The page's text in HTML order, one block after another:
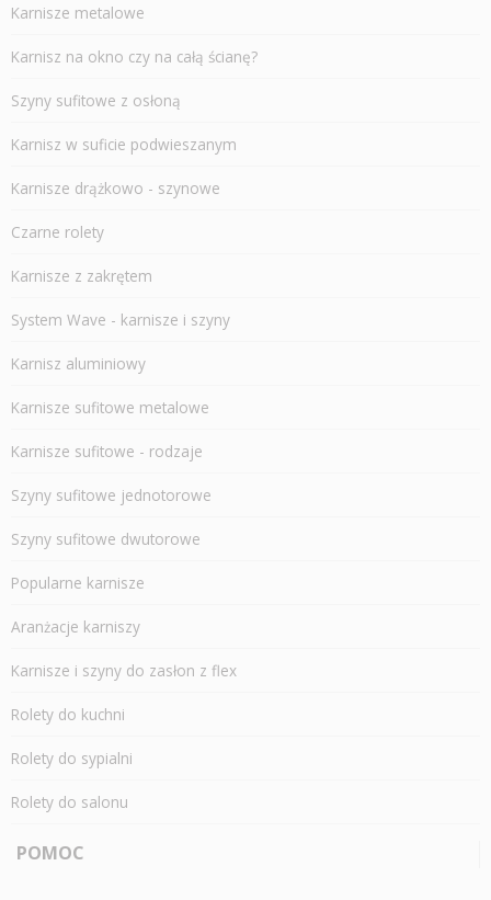
Karnisze metalowe
Karnisz na okno czy na całą ścianę?
Szyny sufitowe z osłoną
Karnisz w suficie podwieszanym
Karnisze drążkowo - szynowe
Czarne rolety
Karnisze z zakrętem
System Wave - karnisze i szyny
Karnisz aluminiowy
Karnisze sufitowe metalowe
Karnisze sufitowe - rodzaje
Szyny sufitowe jednotorowe
Szyny sufitowe dwutorowe
Popularne karnisze
Aranżacje karniszy
Karnisze i szyny do zasłon z flex
Rolety do kuchni
Rolety do sypialni
Rolety do salonu
POMOC